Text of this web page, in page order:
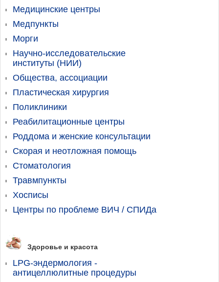
Медицинские центры
Медпункты
Морги
Научно-исследовательские
институты (НИИ)
Общества, ассоциации
Пластическая хирургия
Поликлиники
Реабилитационные центры
Роддома и женские консультации
Скорая и неотложная помощь
Стоматология
Травмпункты
Хосписы
Центры по проблеме ВИЧ / СПИДа
Здоровье и красота
LPG-эндермология -
антицеллюлитные процедуры